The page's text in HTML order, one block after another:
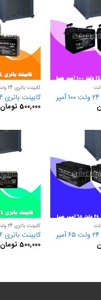
کابینت باتری 24 ولت
کابینت باتری 24 ولت 18 آمپر
500,000 تومان
کابینت باتری 24 ولت
کابینت باتری 24 ولت 7.5 آمپر
500,000 تومان